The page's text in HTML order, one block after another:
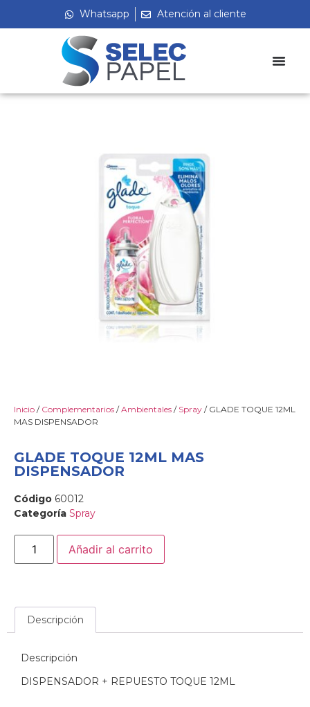
Whatsapp Atención al cliente
Inicio / Complementarios /Ambientales / Spray / GLADE TOQUE 12ML
MAS DISPENSADOR
GLADE TOQUE 12ML MAS
DISPENSADOR
Código 60012
Categoría Spray
Añadir al carrito
Descripción
Descripción
DISPENSADOR + REPUESTO TOQUE 12ML